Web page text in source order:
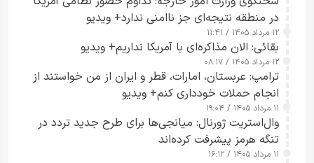
در منطقه نتیجه‌ای جز ناامنی ندارد+ ویدیو
۱۲ مرداد ۱۴۰۵ / ۱۱:۴۱
بقائی: الان مذاکره‌ای با آمریکا نداریم+ ویدیو
۱۲ مرداد ۱۴۰۵ / ۰۸:۱۷
ترامپ: عربستان، امارات، قطر و ایران از من خواستند از
انجام حملات خودداری کنم+ ویدیو
۱۱ مرداد ۱۴۰۵ / ۱۹:۰۴
وال‌استریت ژورنال: میانجی‌ها برای طرح جدید تردد در
تنگه هرمز پیشرفت کرده‌اند
۱۱ مرداد ۱۴۰۵ / ۱۶:۱۲